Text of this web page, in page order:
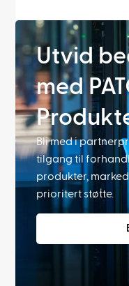
Utvid
med
Bli med i
tilgang til
produkter,
prioritert støtte.